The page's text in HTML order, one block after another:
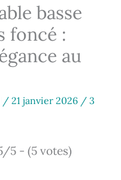
basse
foncé :
au
/ 21 janvier 2026 / 3
5 - (5 votes)